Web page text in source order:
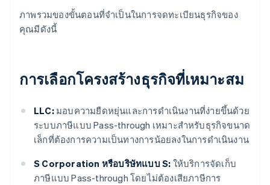
ภาพรวมของขั้นตอนที่จำเป็นในการจดทะเบียนธุรกิจของ
คุณมีดังนี้
การเลือกโครงสร้างธุรกิจที่เหมาะสม
LLC:มอบความยืดหยุ่นและการดำเนินงานที่ง่ายขึ้นด้วย
ระบบภาษีแบบ Pass-through เหมาะสำหรับธุรกิจขนาด
เล็กที่ต้องการความเป็นทางการน้อยลงในการดำเนินงาน
S Corporation หรือบริษัทแบบ S: ให้บริการจัดเก็บ
ภาษีแบบ Pass-through โดยไม่ต้องเสียภาษีการ